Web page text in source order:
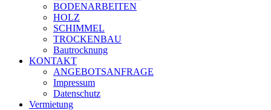
BODENARBEITEN
HOLZ
SCHIMMEL
TROCKENBAU
Bautrocknung
KONTAKT
ANGEBOTSANFRAGE
Impressum
Datenschutz
Vermietung